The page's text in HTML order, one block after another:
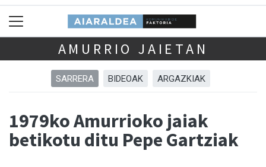
AMURRIO JAIETAN
SARRERA BIDEOAK ARGAZKIAK
1979ko Amurrioko jaiak
betikotu ditu Pepe Gartziak